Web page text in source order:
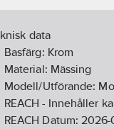
data
Basfärg: Krom
Material: Mässing
Modell/Utförande:
REACH - Innehåller
REACH Datum:2026-